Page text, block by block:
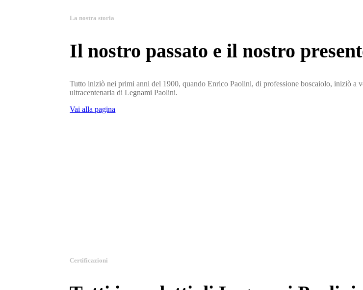
La nostra storia
Il nostro passato e il nostro
Tutto iniziò nei primi anni del 1900, quando Enrico Paolini, di professione boscaiolo, iniziò a
ultracentenaria di Legnami Paolini.
Vai alla pagina
Certificazioni